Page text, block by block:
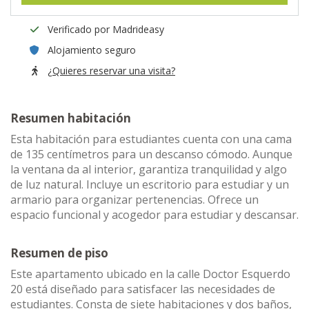
Verificado por Madrideasy
Alojamiento seguro
¿Quieres reservar una visita?
Resumen habitación
Esta habitación para estudiantes cuenta con una cama
de 135 centímetros para un descanso cómodo. Aunque
la ventana da al interior, garantiza tranquilidad y algo
de luz natural. Incluye un escritorio para estudiar y un
armario para organizar pertenencias. Ofrece un
espacio funcional y acogedor para estudiar y descansar.
Resumen de piso
Este apartamento ubicado en la calle Doctor Esquerdo
20 está diseñado para satisfacer las necesidades de
estudiantes. Consta de siete habitaciones y dos baños,